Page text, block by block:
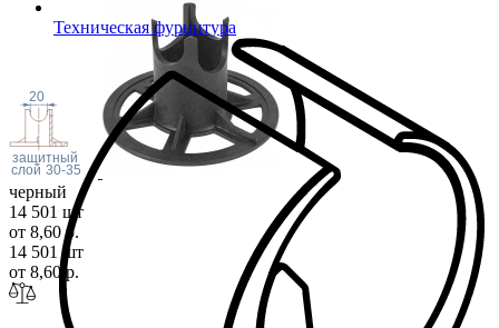
Техническая фурнитура
20
защитный
слой 30-35
черный
14 501 шт
от 8,60 р.
14 501 шт
от 8,60 р.